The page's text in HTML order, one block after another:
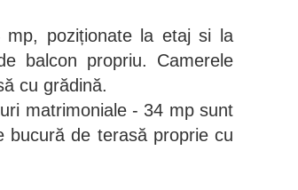
poziționate la etaj si la
balcon propriu. Camerele
cu grădină.
matrimoniale - 34 mp sunt
bucură de terasă proprie cu